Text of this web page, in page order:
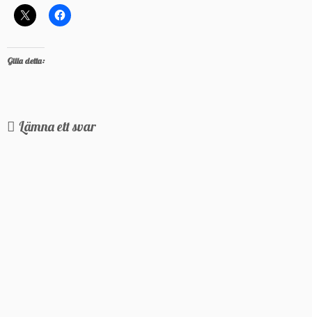
Gilla detta:
Lämna ett svar